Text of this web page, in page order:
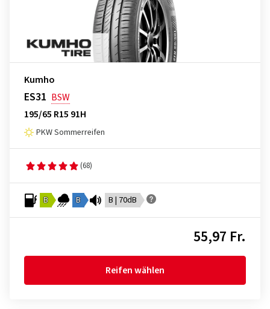
Kumho
ES31 BSW
195/65 R15 91H
PKW Sommerreifen
(68)
B B B | 70dB
55,97 Fr.
Reifen wählen